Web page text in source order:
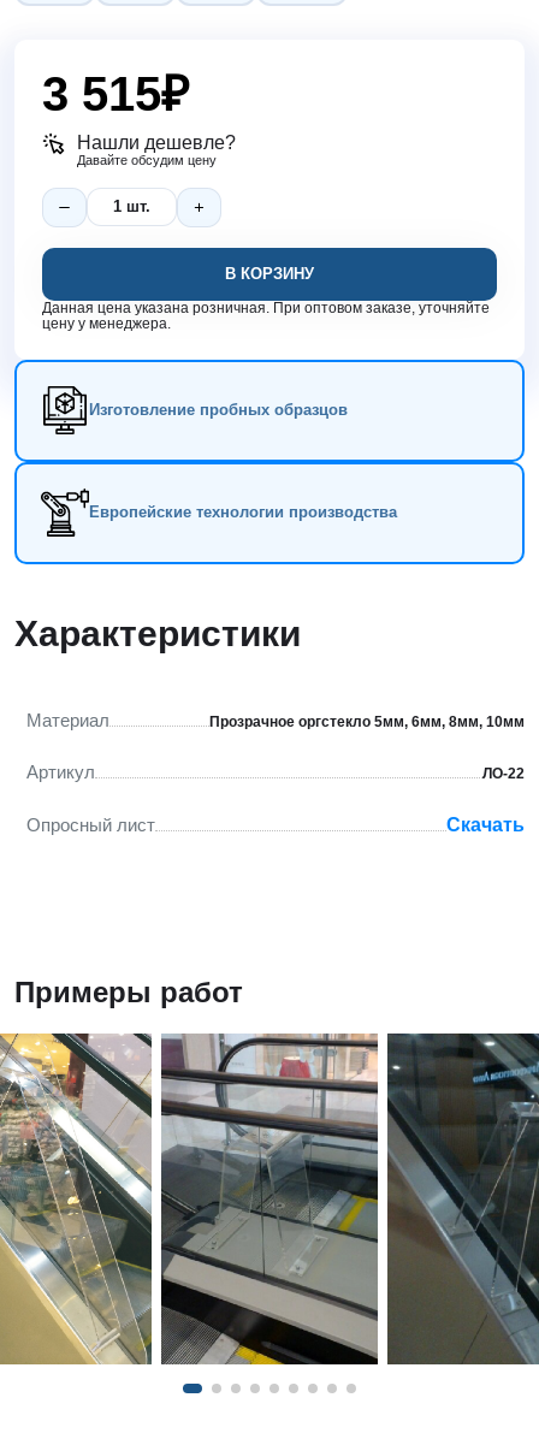
3 515₽
Нашли дешевле?
Давайте обсудим цену
В КОРЗИНУ
Данная цена указана розничная. При оптовом заказе, уточняйте
цену у менеджера.
Изготовление пробных образцов
Европейские технологии производства
Характеристики
Материал Прозрачное оргстекло 5мм, 6мм, 8мм, 10мм
Артикул ЛО-22
Опросный лист Скачать
Примеры работ